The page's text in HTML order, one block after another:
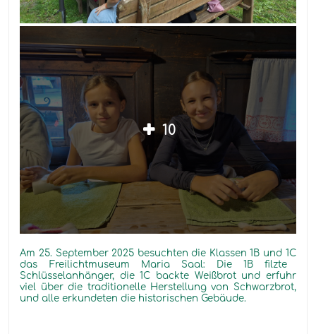
10
Am 25. September 2025 besuchten die Klassen 1 B und 1C
das Freilichtmuseum Maria Saal: Die 1 B filzte
Schlüsselanhänger, die 1C backte Weißbrot und erfuhr
viel über die traditionelle Herstellung von Schwarzbrot,
und alle erkundeten die historischen Gebäude.